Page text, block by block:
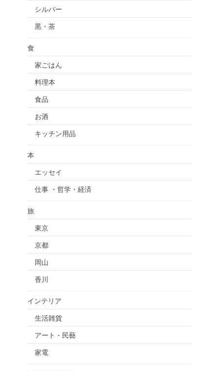
シルバー
黒・茶
食
家ごはん
料理本
食品
お酒
キッチン用品
本
エッセイ
仕事 ・哲学・経済
旅
東京
京都
岡山
香川
インテリア
生活雑貨
アート・民藝
家電